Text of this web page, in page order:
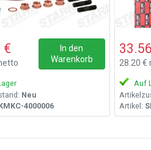
€
In den
Warenkorb
Neu
4000006
28.20 €
Auf
Artikel: